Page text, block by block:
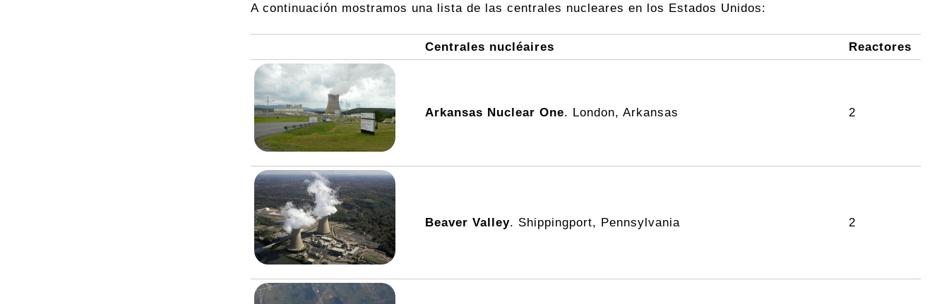
A continuación mostramos una lista de las centrales nucleares en los Estados Unidos:
Centrales nucléaires Reactores
Arkansas Nuclear One. London, Arkansas 2
Beaver Valley. Shippingport, Pennsylvania 2